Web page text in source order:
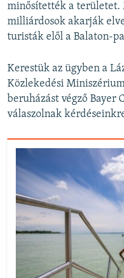
minősítették a területet.
milliárdosok akarják
turisták elől a Balaton-
Kerestük az ügyben a
Közlekedési
beruházást végző Bayer
válaszolnak